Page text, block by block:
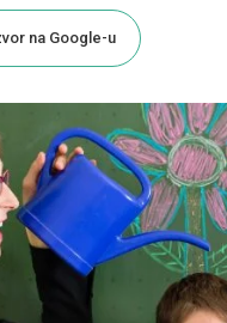
na Google-u